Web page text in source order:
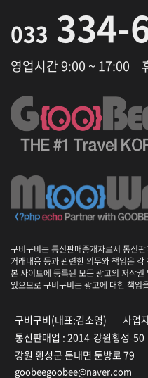
033 334-
영업시간 9:00 ~ 17:00
구비구비는 통신판매중개자로서 통신
거래내용 등과 관련한 의무와 책임은
본 사이트에 등록된 모든 광고의 저작
있으므로 구비구비는 광고에 대한 책임
구비구비(대표:김소영)
사업
통신판매업 : 2014-강원횡성-50
강원 횡성군 둔내면 둔방로 79
goobeegoobee@naver.com